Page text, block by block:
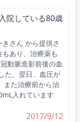
院している80歳
さん から提供さ
あり、治療薬も
動脈造影前後の血
た。翌日、血圧が
また治療前から治
入れています
2017/9/12